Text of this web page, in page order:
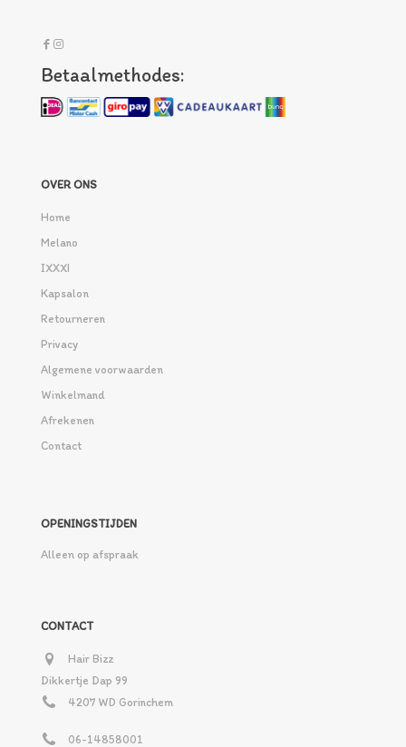
Betaalmethodes:
OVER ONS
Home
Melano
IXXXI
Kapsalon
Retourneren
Privacy
Algemene voorwaarden
Winkelmand
Afrekenen
Contact
OPENINGSTIJDEN
Alleen op afspraak
CONTACT
Hair Bizz
Dikkertje Dap 99
4207 WD Gorinchem
06-14858001